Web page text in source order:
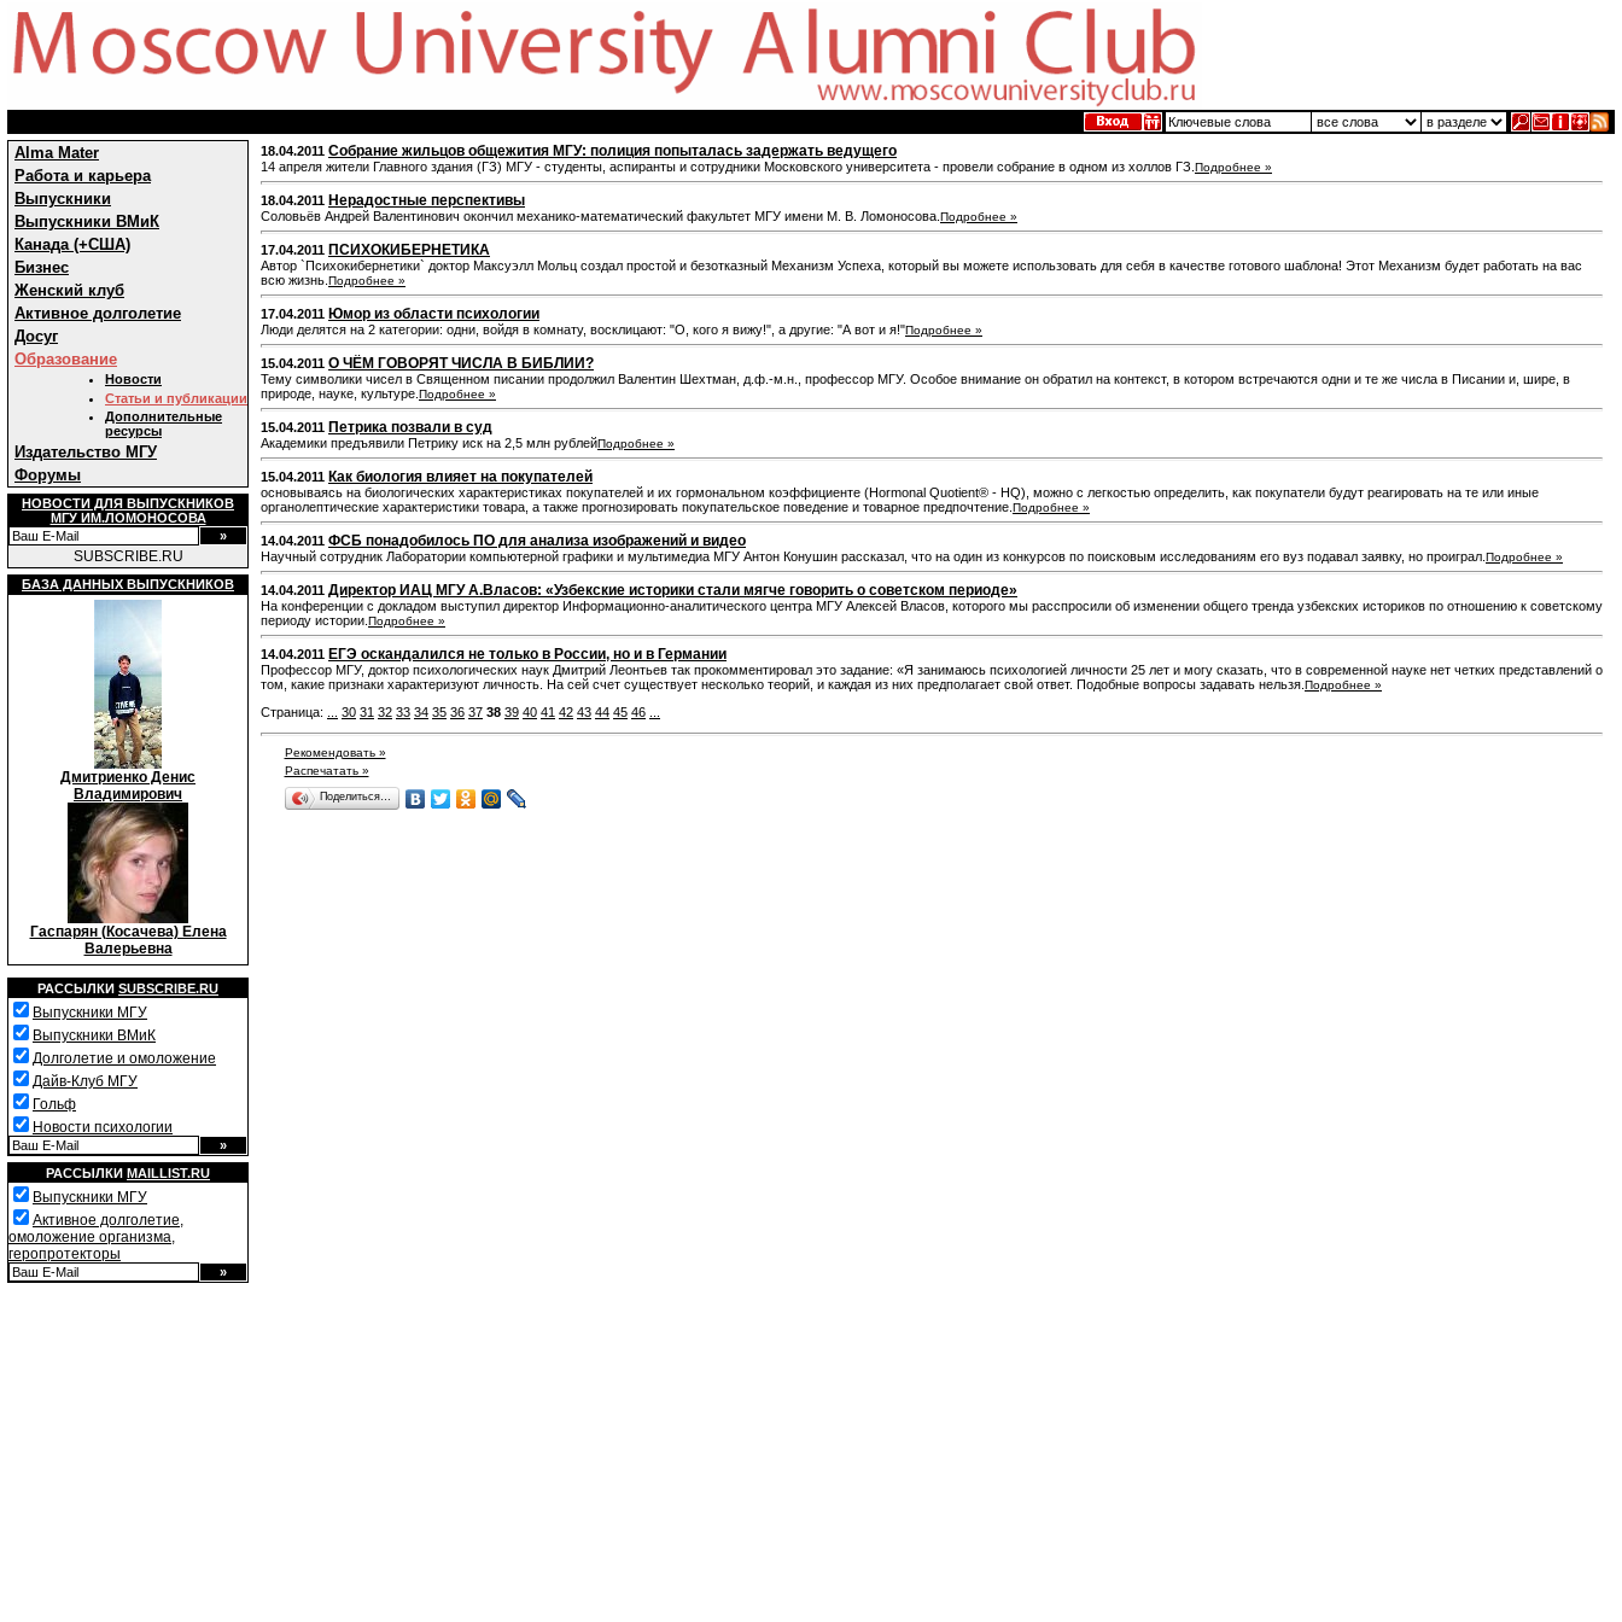
Alma Mater
Работа и карьера
Выпускники
Выпускники ВМиК
Канада (+США)
Бизнес
Женский клуб
Активное долголетие
Досуг
Образование
Новости
Статьи и публикации
Дополнительные
ресурсы
Издательство МГУ
Форумы
НОВОСТИ ДЛЯ ВЫПУСКНИКОВ
МГУ ИМ.ЛОМОНОСОВА
SUBSCRIBE.RU
БАЗА ДАННЫХ ВЫПУСКНИКОВ
Дмитриенко Денис
Владимирович
Гаспарян (Косачева) Елена
Валерьевна
РАССЫЛКИ SUBSCRIBE.RU
Выпускники МГУ
Выпускники ВМиК
Долголетие и омоложение
Дайв-Клуб МГУ
Гольф
Новости психологии
РАССЫЛКИ MAILLIST.RU
Выпускники МГУ
Активное долголетие,
омоложение организма,
геропротекторы
18.04.2011 Cобрание жильцов общежития МГУ: полиция попыталась задержать ведущего
14 апреля жители Главного здания (ГЗ) МГУ - студенты, аспиранты и сотрудники Московского университета - провели собрание в одном из холлов ГЗ. Подробнее »
18.04.2011 Нерадостные перспективы
Соловьёв Андрей Валентинович окончил механико-математический факультет МГУ имени М. В. Ломоносова. Подробнее »
17.04.2011 ПСИХОКИБЕРНЕТИКА
Автор `Психокибернетики` доктор Максуэлл Мольц создал простой и безотказный Механизм Успеха, который вы можете использовать для себя в качестве готового шаблона! Этот Механизм будет работать на вас
всю жизнь. Подробнее »
17.04.2011 Юмор из области психологии
Люди делятся на 2 категории: одни, войдя в комнату, восклицают: "О, кого я вижу!", а другие: "А вот и я!"Подробнее »
15.04.2011 О ЧЁМ ГОВОРЯТ ЧИСЛА В БИБЛИИ?
Тему символики чисел в Священном писании продолжил Валентин Шехтман, д.ф.-м.н., профессор МГУ. Особое внимание он обратил на контекст, в котором встречаются одни и те же числа в Писании и, шире, в
природе, науке, культуре. Подробнее »
15.04.2011 Петрика позвали в суд
Академики предъявили Петрику иск на 2,5 млн рублейПодробнее »
15.04.2011 Как биология влияет на покупателей
основываясь на биологических характеристиках покупателей и их гормональном коэффициенте (Hormonal Quotient® - HQ), можно с легкостью определить, как покупатели будут реагировать на те или иные
органолептические характеристики товара, а также прогнозировать покупательское поведение и товарное предпочтение. Подробнее »
14.04.2011 ФСБ понадобилось ПО для анализа изображений и видео
Научный сотрудник Лаборатории компьютерной графики и мультимедиа МГУ Антон Конушин рассказал, что на один из конкурсов по поисковым исследованиям его вуз подавал заявку, но проиграл. Подробнее »
14.04.2011 Директор ИАЦ МГУ А.Власов: «Узбекские историки стали мягче говорить о советском периоде»
На конференции с докладом выступил директор Информационно-аналитического центра МГУ Алексей Власов, которого мы расспросили об изменении общего тренда узбекских историков по отношению к советскому
периоду истории. Подробнее »
14.04.2011 ЕГЭ оскандалился не только в России, но и в Германии
Профессор МГУ, доктор психологических наук Дмитрий Леонтьев так прокомментировал это задание: «Я занимаюсь психологией личности 25 лет и могу сказать, что в современной науке нет четких представлений о
том, какие признаки характеризуют личность. На сей счет существует несколько теорий, и каждая из них предполагает свой ответ. Подобные вопросы задавать нельзя. Подробнее »
Страница: 30 31 32 33 34 35 36 37 38 39 40 41 42 43 44 45 46
Рекомендовать »
Распечатать »
Поделиться…